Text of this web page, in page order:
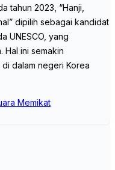
tahun 2023, “Hanji,
dipilih sebagai kandidat
UNESCO, yang
Hal ini semakin
dalam negeri Korea
Memikat